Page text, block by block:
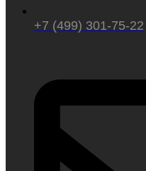
+7 (499) 301-75-22